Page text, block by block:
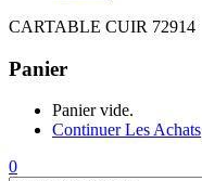
CARTABLE CUIR 72914
Panier
Panier vide.
Continuer Les Achats
0